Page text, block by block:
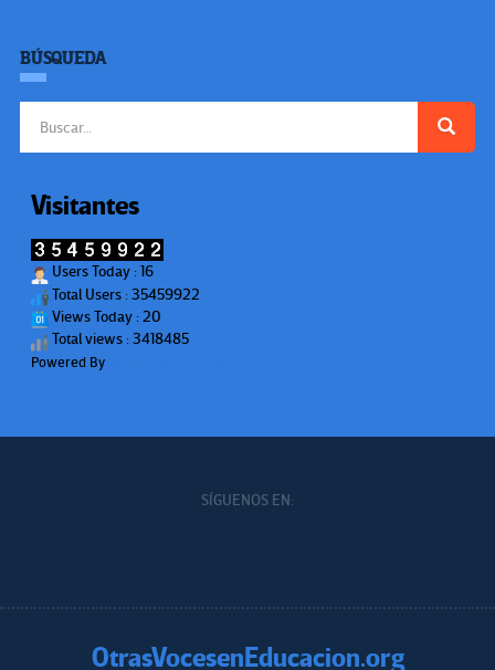
BÚSQUEDA
Visitantes
Users Today : 16
Total Users : 35459922
Views Today : 20
Total views : 3418485
Powered By
SÍGUENOS EN:
OtrasVocesenEducacion.org